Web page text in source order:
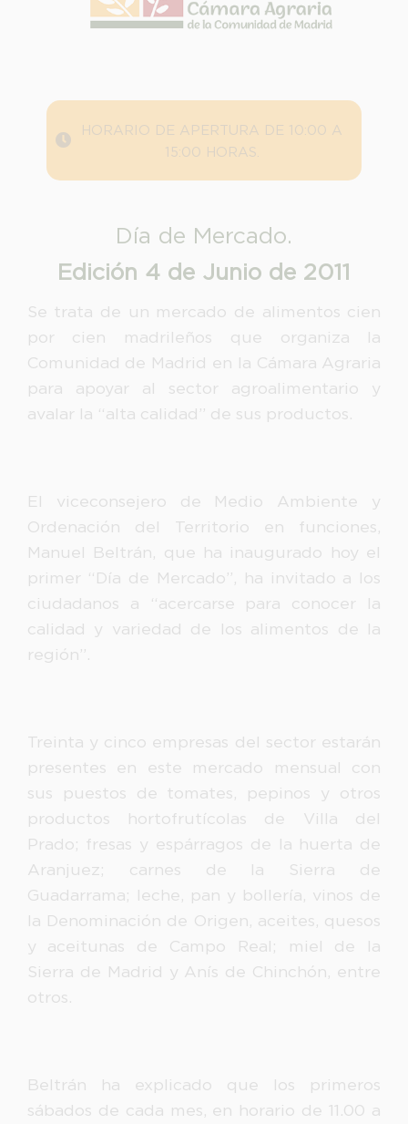
HORARIO DE APERTURA DE 10:00 A
15:00 HORAS.
Día de Mercado.
Edición 4 de Junio de 2011
Se trata de un mercado de alimentos cien
por cien madrileños que organiza la
Comunidad de Madrid en la Cámara Agraria
para apoyar al sector agroalimentario y
avalar la “alta calidad” de sus productos.
El viceconsejero de Medio Ambiente y
Ordenación del Territorio en funciones,
Manuel Beltrán, que ha inaugurado hoy el
primer “Día de Mercado”, ha invitado a los
ciudadanos a “acercarse para conocer la
calidad y variedad de los alimentos de la
región”.
Treinta y cinco empresas del sector estarán
presentes en este mercado mensual con
sus puestos de tomates, pepinos y otros
productos hortofrutícolas de Villa del
Prado; fresas y espárragos de la huerta de
Aranjuez; carnes de la Sierra de
Guadarrama; leche, pan y bollería, vinos de
la Denominación de Origen, aceites, quesos
y aceitunas de Campo Real; miel de la
Sierra de Madrid y Anís de Chinchón, entre
otros.
Beltrán ha explicado que los primeros
sábados de cada mes, en horario de 11.00 a
INFORMACION SOBRE LA PROTECCIÓN DE TUS DATOS
Destinatarios: